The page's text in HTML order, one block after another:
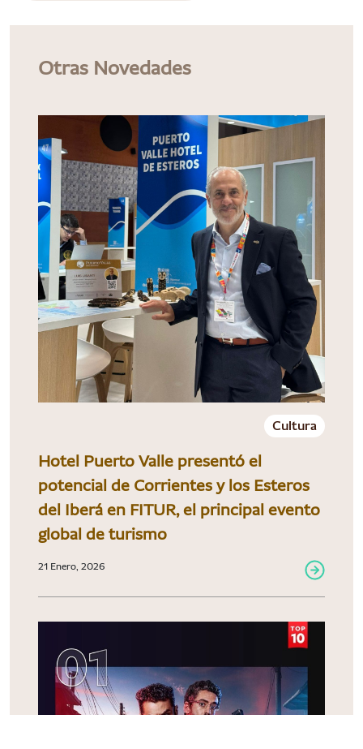
Otras Novedades
Cultura
Hotel Puerto Valle presentó el
potencial de Corrientes y los Esteros
del Iberá en FITUR, el principal evento
global de turismo
21 Enero, 2026